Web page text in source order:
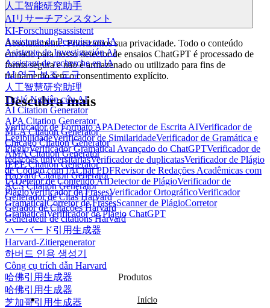
人工智能研究助手
AIリサーチアシスタント
KI-Forschungsassistent
Assistente de Pesquisa em IA
Asistente de Investigación AI
Assistant de recherche en IA
AI 연구 보조 도구
人工智慧研究助理
Trợ lý Nghiên cứu AI
AI Citation Generator
APA Citation Generator
MLA Citation Generator
Chicago Citation Generator
AMA Citation Generator
IEEE Citation Generator
Harvard Citation Generator
ACS Citation Generator
Generador de Citas Harvard
Gerador de Citações Harvard
Générateur de citations Harvard
ハーバード引用生成器
Harvard-Zitiergenerator
하버드 인용 생성기
Công cụ trích dẫn Harvard
哈佛引用生成器
哈佛引用生成器
芝加哥引用生成器
Absolutamente. Priorizamos sua privacidade. Todo o conteúdo
enviado para nosso detector de ensaios ChatGPT é processado de
forma segura e não é armazenado ou utilizado para fins de
treinamento sem o consentimento explícito.
Descubra mais
Verificador de Formato APADetector de Escrita AIVerificador de
LegibilidadeVerificador de SimilaridadeVerificador de Gramática e
PlágioVerificador Gramatical Avançado do ChatGPTVerificador de
redações universitáriasVerificador de duplicatasVerificador de Plágio
de Código com IAChat PDFRevisor de Redações Acadêmicas com
IADetetor de Conteúdo AIDetector de PlágioVerificador de
PlágioVerificador de FrasesVerificador OrtográficoVerificador
GramaticalCorretor de FrasesScanner de PlágioCorretor
GramaticalVerificador de Plágio ChatGPT
Produtos
Início